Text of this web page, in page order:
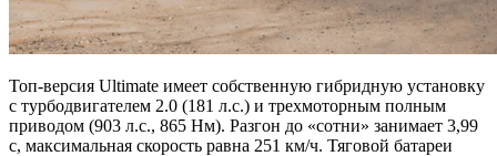
Топ-версия Ultimate имеет собственную гибридную установку
с турбодвигателем 2.0 (181 л.с.) и трехмоторным полным
приводом (903 л.с., 865 Нм). Разгон до «сотни» занимает 3,99
с, максимальная скорость равна 251 км/ч. Тяговой батареи